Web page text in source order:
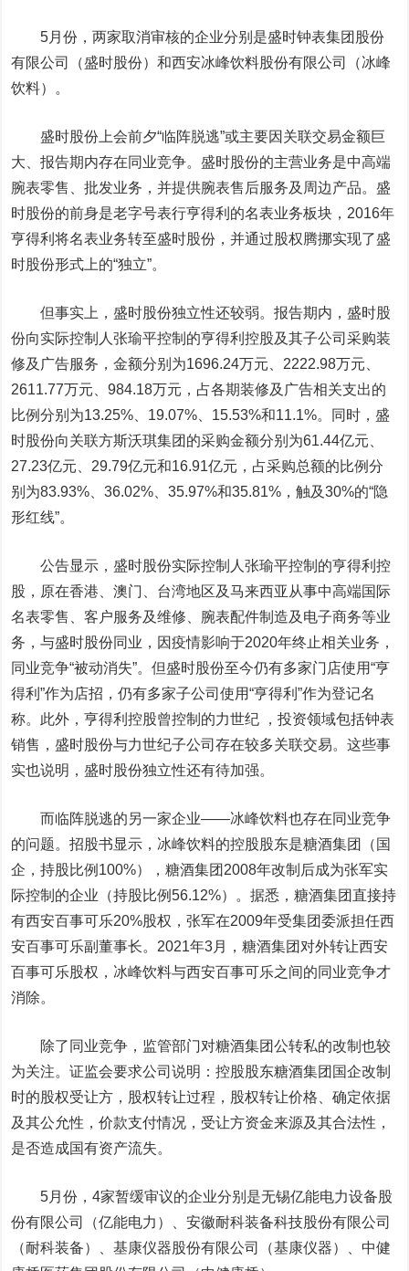
5月份，两家取消审核的企业分别是盛时钟表集团股份
有限公司（盛时股份）和西安冰峰饮料股份有限公司（冰峰
饮料）。
盛时股份上会前夕“临阵脱逃”或主要因关联交易金额巨
大、报告期内存在同业竞争。盛时股份的主营业务是中高端
腕表零售、批发业务，并提供腕表售后服务及周边产品。盛
时股份的前身是老字号表行亨得利的名表业务板块，2016年
亨得利将名表业务转至盛时股份，并通过股权腾挪实现了盛
时股份形式上的“独立”。
但事实上，盛时股份独立性还较弱。报告期内，盛时股
份向实际控制人张瑜平控制的亨得利控股及其子公司采购装
修及广告服务，金额分别为1696.24万元、2222.98万元、
2611.77万元、984.18万元，占各期装修及广告相关支出的
比例分别为13.25%、19.07%、15.53%和11.1%。同时，盛
时股份向关联方斯沃琪集团的采购金额分别为61.44亿元、
27.23亿元、29.79亿元和16.91亿元，占采购总额的比例分
别为83.93%、36.02%、35.97%和35.81%，触及30%的“隐
形红线”。
公告显示，盛时股份实际控制人张瑜平控制的亨得利控
股，原在香港、澳门、台湾地区及马来西亚从事中高端国际
名表零售、客户服务及维修、腕表配件制造及电子商务等业
务，与盛时股份同业，因疫情影响于2020年终止相关业务，
同业竞争“被动消失”。但盛时股份至今仍有多家门店使用“亨
得利”作为店招，仍有多家子公司使用“亨得利”作为登记名
称。此外，亨得利控股曾控制的力世纪 ，投资领域包括钟表
销售，盛时股份与力世纪子公司存在较多关联交易。这些事
实也说明，盛时股份独立性还有待加强。
而临阵脱逃的另一家企业——冰峰饮料也存在同业竞争
的问题。招股书显示，冰峰饮料的控股股东是糖酒集团（国
企，持股比例100%），糖酒集团2008年改制后成为张军实
际控制的企业（持股比例56.12%）。据悉，糖酒集团直接持
有西安百事可乐20%股权，张军在2009年受集团委派担任西
安百事可乐副董事长。2021年3月，糖酒集团对外转让西安
百事可乐股权，冰峰饮料与西安百事可乐之间的同业竞争才
消除。
除了同业竞争，监管部门对糖酒集团公转私的改制也较
为关注。证监会要求公司说明：控股股东糖酒集团国企改制
时的股权受让方，股权转让过程，股权转让价格、确定依据
及其公允性，价款支付情况，受让方资金来源及其合法性，
是否造成国有资产流失。
5月份，4家暂缓审议的企业分别是无锡亿能电力设备股
份有限公司（亿能电力）、安徽耐科装备科技股份有限公司
（耐科装备）、基康仪器股份有限公司（基康仪器）、中健